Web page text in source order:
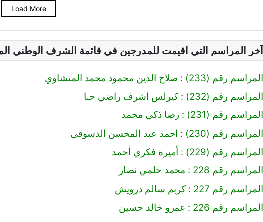
Load More
آخر المراسم التي اقيمت للمدرجين في قائمة الشرف الوطني
المراسم رقم (233) : صلاح الدين محمود محمد المنشاوي
المراسم رقم (232) : كيرلس اشرف راضي حنا
المراسم رقم (231) : رضا ذكي محمد
المراسم رقم (230) : احمد عبد المحسن الدسوقي
المراسم رقم (229) : أميرة فكري أحمد
المراسم رقم 228 : محمد حلمي نصار
المراسم رقم 227 : كريم سالم درويش
المراسم رقم 226 : عمرو خالد حسين